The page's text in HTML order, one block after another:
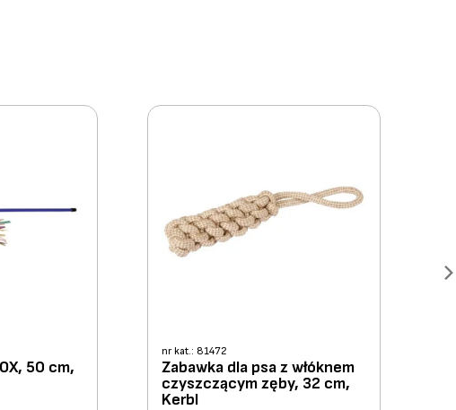
50 cm,
nr kat.: 81472
Zabawka dla psa z włóknem
czyszczącym zęby, 32 cm,
Kerbl